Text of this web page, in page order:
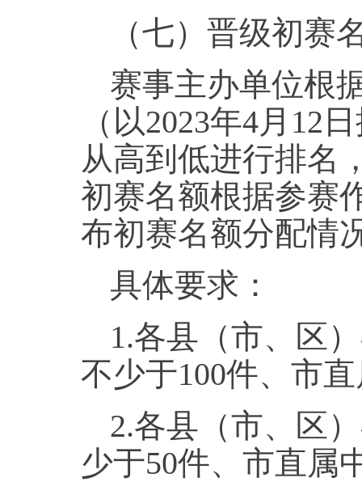
（七）晋级初赛
赛事主办单位根
（以2023年4月12
从高到低进行排名
初赛名额根据参赛
布初赛名额分配情
具体要求：
1.各县（市、区
不少于100件、市
2.各县（市、区
少于50件、市直属